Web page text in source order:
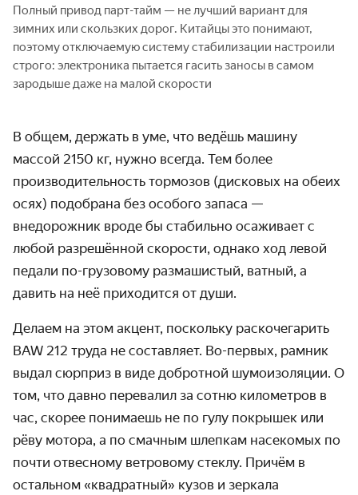
Полный привод парт-тайм — не лучший вариант для
зимних или скользких дорог. Китайцы это понимают,
поэтому отключаемую систему стабилизации настроили
строго: электроника пытается гасить заносы в самом
зародыше даже на малой скорости
В общем, держать в уме, что ведёшь машину
массой 2150 кг, нужно всегда. Тем более
производительность тормозов (дисковых на обеих
осях) подобрана без особого запаса —
внедорожник вроде бы стабильно осаживает с
любой разрешённой скорости, однако ход левой
педали по-грузовому размашистый, ватный, а
давить на неё приходится от души.
Делаем на этом акцент, поскольку раскочегарить
BAW 212 труда не составляет. Во-первых, рамник
выдал сюрприз в виде добротной шумоизоляции. О
том, что давно перевалил за сотню километров в
час, скорее понимаешь не по гулу покрышек или
рёву мотора, а по смачным шлепкам насекомых по
почти отвесному ветровому стеклу. Причём в
остальном «квадратный» кузов и зеркала